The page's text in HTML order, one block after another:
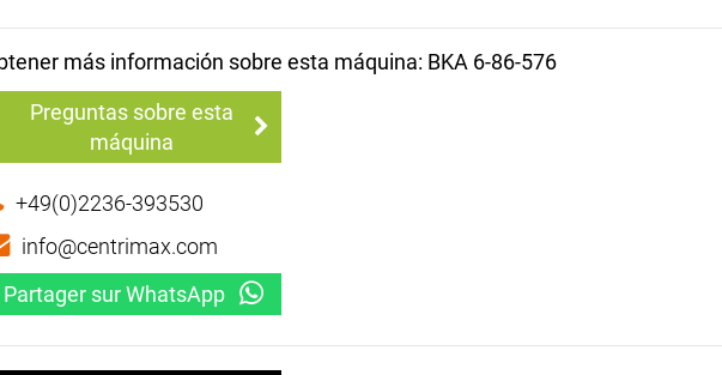
más información sobre esta máquina: BKA 6-86-576
Preguntas sobre esta
máquina
+49(0)2236-393530
info@centrimax.com
Partager sur WhatsApp